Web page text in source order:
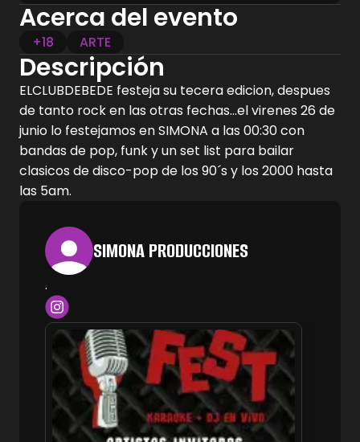
Acerca del evento
+18 ARTE
Descripción
ELCLUBDEBEDE festeja su tecera edicion, despues
de tanto rock en las otras fechas...el virenes 26 de
junio lo festejamos en SIMONA a las 00:30 con
bandas de pop, funk y un set list para bailar
clasicos de disco-pop de los 90´s y los 2000 hasta
las 5am.
SIMONA PRODUCCIONES
.